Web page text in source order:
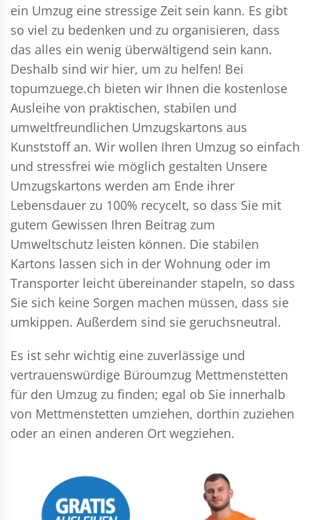
ein Umzug eine stressige Zeit sein kann. Es gibt
so viel zu bedenken und zu organisieren, dass
das alles ein wenig überwältigend sein kann.
Deshalb sind wir hier, um zu helfen! Bei
topumzuege.ch bieten wir Ihnen die kostenlose
Ausleihe von praktischen, stabilen und
umweltfreundlichen Umzugskartons aus
Kunststoff an. Wir wollen Ihren Umzug so einfach
und stressfrei wie möglich gestalten Unsere
Umzugskartons werden am Ende ihrer
Lebensdauer zu 100% recycelt, so dass Sie mit
gutem Gewissen Ihren Beitrag zum
Umweltschutz leisten können. Die stabilen
Kartons lassen sich in der Wohnung oder im
Transporter leicht übereinander stapeln, so dass
Sie sich keine Sorgen machen müssen, dass sie
umkippen. Außerdem sind sie geruchsneutral.
Es ist sehr wichtig eine zuverlässige und
vertrauenswürdige Büroumzug Mettmenstetten
für den Umzug zu finden; egal ob Sie innerhalb
von Mettmenstetten umziehen, dorthin zuziehen
oder an einen anderen Ort wegziehen.